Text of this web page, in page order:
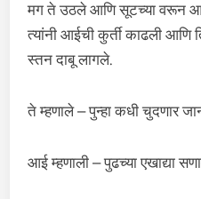
मग ते उठले आणि सूटच्या वरून
त्यांनी आईची कुर्ती काढली
स्तन दाबू लागले.
ते म्हणाले – पुन्हा कधी चुदणार
आई म्हणाली – पुढच्या एखाद्या